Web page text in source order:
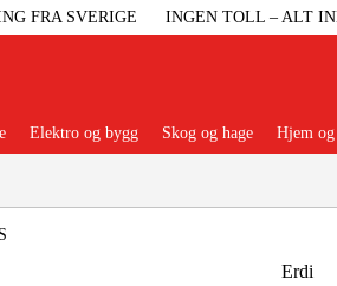
FRA SVERIGE INGEN TOLL – ALT
Elektro og bygg Skog og hage Hjem
Erdi